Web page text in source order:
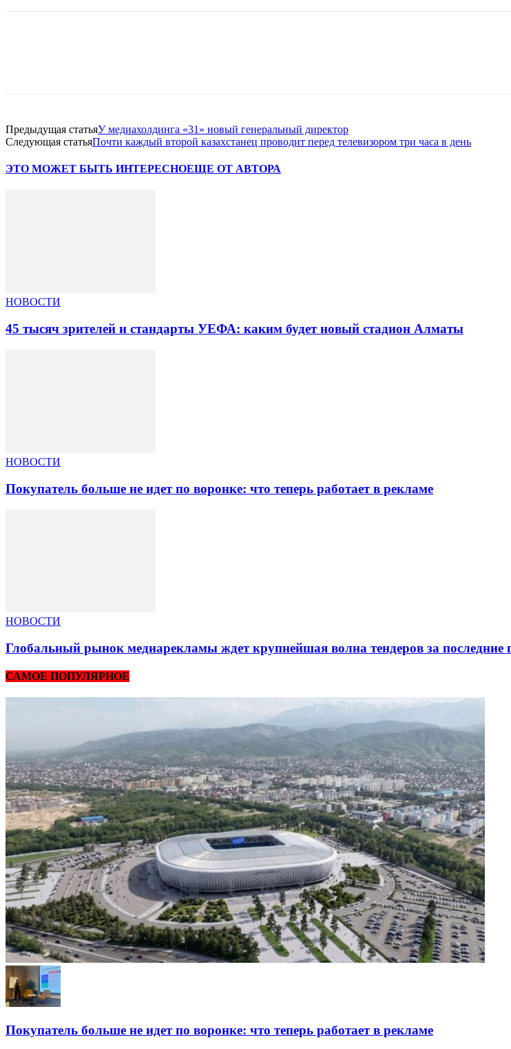
Предыдущая статьяУ медиахолдинга «31» новый генеральный директор
Следующая статьяПочти каждый второй казахстанец проводит перед телевизором три часа в день
ЭТО МОЖЕТ БЫТЬ ИНТЕРЕСНОЕЩЕ ОТ АВТОРА
НОВОСТИ
45 тысяч зрителей и стандарты УЕФА: каким будет новый стадион Алматы
НОВОСТИ
Покупатель больше не идет по воронке: что теперь работает в рекламе
НОВОСТИ
Глобальный рынок медиарекламы ждет крупнейшая волна тендеров за последние
САМОЕ ПОПУЛЯРНОЕ
Покупатель больше не идет по воронке: что теперь работает в рекламе